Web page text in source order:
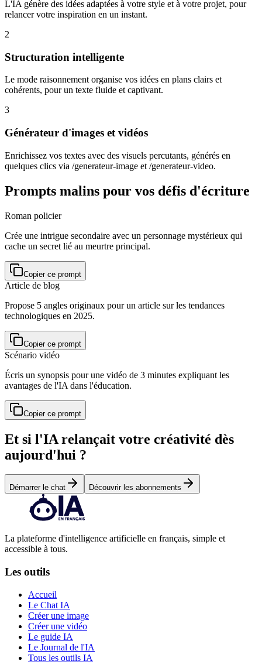
L'IA génère des idées adaptées à votre style et à votre projet, pour
relancer votre inspiration en un instant.
2
Structuration intelligente
Le mode raisonnement organise vos idées en plans clairs et
cohérents, pour un texte fluide et captivant.
3
Générateur d'images et vidéos
Enrichissez vos textes avec des visuels percutants, générés en
quelques clics via /generateur-image et /generateur-video.
Prompts malins pour vos défis d'écriture
Roman policier
Crée une intrigue secondaire avec un personnage mystérieux qui
cache un secret lié au meurtre principal.
Copier ce prompt
Article de blog
Propose 5 angles originaux pour un article sur les tendances
technologiques en 2025.
Copier ce prompt
Scénario vidéo
Écris un synopsis pour une vidéo de 3 minutes expliquant les
avantages de l'IA dans l'éducation.
Copier ce prompt
Et si l'IA relançait votre créativité dès
aujourd'hui ?
Démarrer le chat Découvrir les abonnements
La plateforme d'intelligence artificielle en français, simple et
accessible à tous.
Les outils
Accueil
Le Chat IA
Créer une image
Créer une vidéo
Le guide IA
Le Journal de l'IA
Tous les outils IA